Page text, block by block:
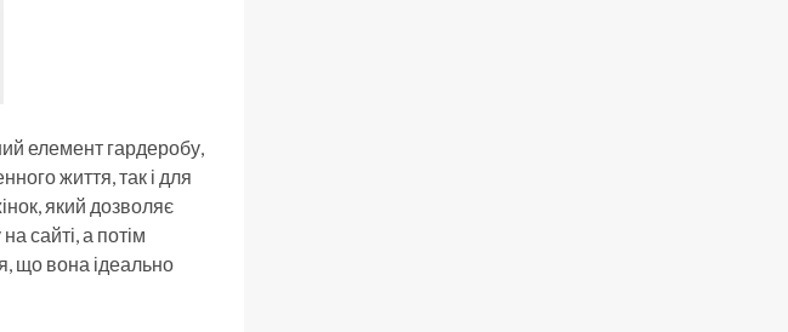
елемент гардеробу,
життя, так і для
який дозволяє
сайті, а потім
що вона ідеально